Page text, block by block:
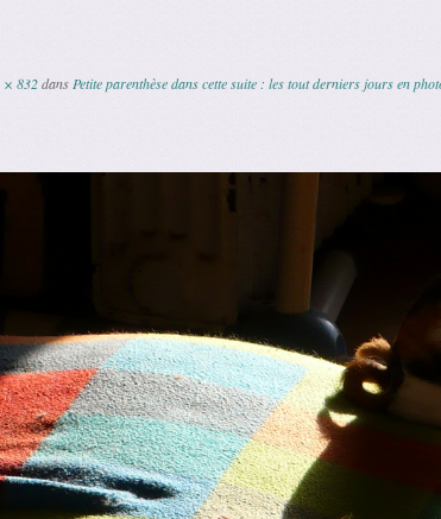
× 832dans Petite parenthèse dans cette suite : les tout derniers jours en